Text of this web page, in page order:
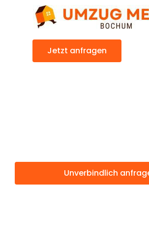
Jetzt anfragen
Unverbindlich